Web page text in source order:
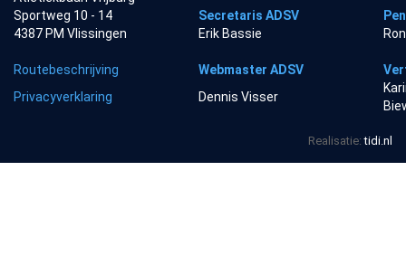
Sportweg 10 - 14
Secretaris ADSV
4387 PM Vlissingen
Erik Bassie
Routebeschrijving Webmaster ADSV
Privacyverklaring
Dennis Visser
Realisatie:tidi.nl